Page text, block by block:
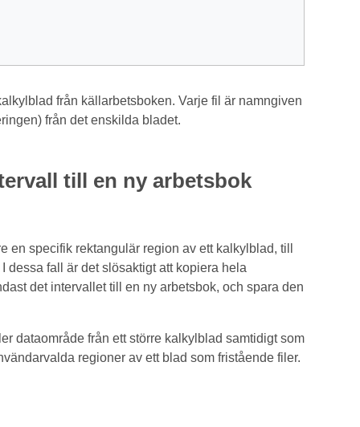
från källarbetsboken. Varje fil är namngiven
från det enskilda bladet.
till en ny arbetsbok
en specifik rektangulär region av ett kalkylblad, till
dessa fall är det slösaktigt att kopiera hela
det intervallet till en ny arbetsbok, och spara den
dataområde från ett större kalkylblad samtidigt som
regioner av ett blad som fristående filer.